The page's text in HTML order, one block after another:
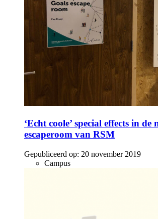
‘Echt coole’ special effects in de
escaperoom van RSM
Gepubliceerd op: 20 november 2019
Campus